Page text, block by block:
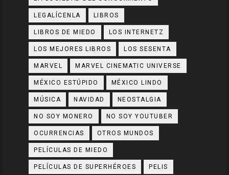
LEGALÍCENLA LIBROS
LIBROS DE MIEDO LOS INTERNETZ
LOS MEJORES LIBROS LOS SESENTA
MARVEL MARVEL CINEMATIC UNIVERSE
MÉXICO ESTÚPIDO MÉXICO LINDO
MÚSICA NAVIDAD NEOSTALGIA
NO SOY MONERO NO SOY YOUTUBER
OCURRENCIAS OTROS MUNDOS
PELÍCULAS DE MIEDO
PELÍCULAS DE SUPERHÉROES PELIS